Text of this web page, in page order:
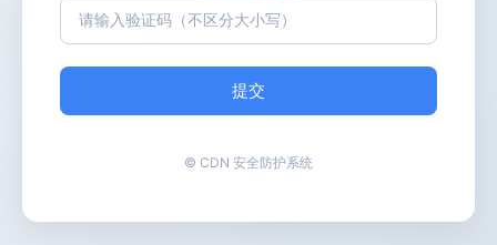
提交
© CDN 安全防护系统